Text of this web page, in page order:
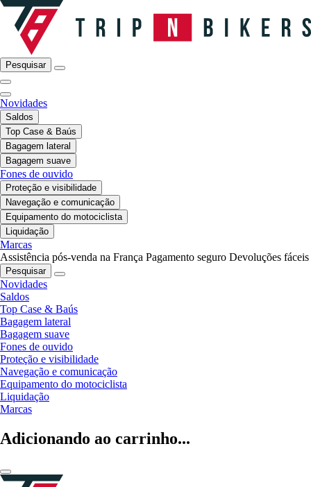
Pesquisar
Novidades
Saldos
Top Case & Baús
Bagagem lateral
Bagagem suave
Fones de ouvido
Proteção e visibilidade
Navegação e comunicação
Equipamento do motociclista
Liquidação
Marcas
Assistência pós-venda na França Pagamento seguro Devoluções fáceis
Pesquisar
Novidades
Saldos
Top Case & Baús
Bagagem lateral
Bagagem suave
Fones de ouvido
Proteção e visibilidade
Navegação e comunicação
Equipamento do motociclista
Liquidação
Marcas
Adicionando ao carrinho...